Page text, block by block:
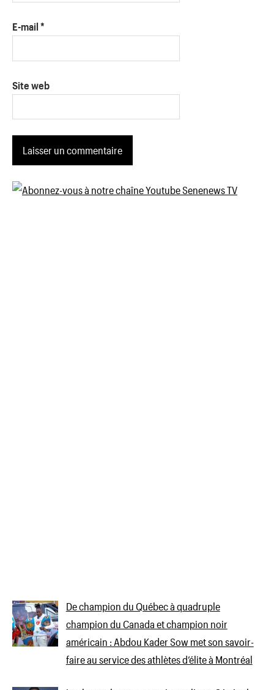
E-mail *
Site web
De champion du Québec à quadruple
champion du Canada et champion noir
américain : Abdou Kader Sow met son savoir-
faire au service des athlètes d’élite à Montréal